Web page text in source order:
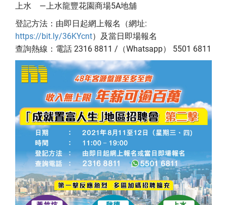
上水 —上水龍豐花園商場5A地舖
登記方法：由即日起網上報名（網址:
https://bit.ly/36KYcnt）及當日即場報名
查詢熱線：電話 2316 8811 /（Whatsapp） 5501 6811